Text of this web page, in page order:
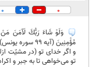
0
0
وَلَوْ شَاءَ رَبُّكَ لَآمَنَ مَنْ
مُؤْمِنِينَ (آیه ۹۹ سوره یونس)
و اگر خدای تو (در مشیّت
تو می‌خواهی تا به جبر و